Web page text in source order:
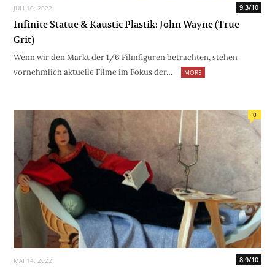
JULI 10, 2022 9.3/10
Infinite Statue & Kaustic Plastik: John Wayne (True
Grit)
Wenn wir den Markt der 1/6 Filmfiguren betrachten, stehen
vornehmlich aktuelle Filme im Fokus der…
MORE
MAI 14, 2022 8.9/10
0